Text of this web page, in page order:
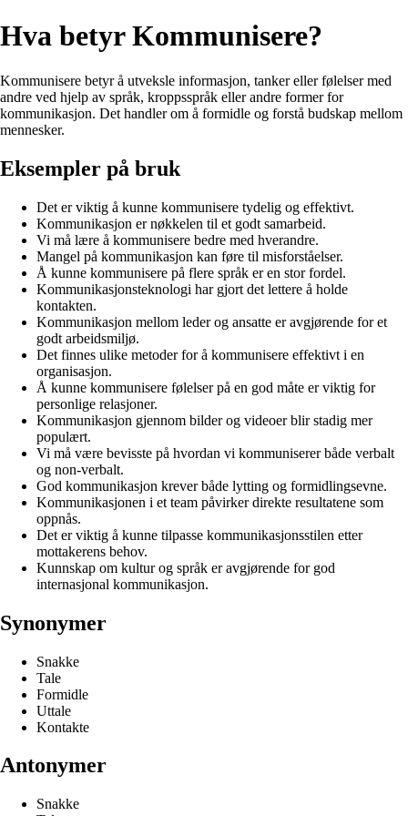
Hva betyr Kommunisere?
Kommunisere betyr å utveksle informasjon, tanker eller følelser med
andre ved hjelp av språk, kroppsspråk eller andre former for
kommunikasjon. Det handler om å formidle og forstå budskap mellom
mennesker.
Eksempler på bruk
Det er viktig å kunne kommunisere tydelig og effektivt.
Kommunikasjon er nøkkelen til et godt samarbeid.
Vi må lære å kommunisere bedre med hverandre.
Mangel på kommunikasjon kan føre til misforståelser.
Å kunne kommunisere på flere språk er en stor fordel.
Kommunikasjonsteknologi har gjort det lettere å holde
kontakten.
Kommunikasjon mellom leder og ansatte er avgjørende for et
godt arbeidsmiljø.
Det finnes ulike metoder for å kommunisere effektivt i en
organisasjon.
Å kunne kommunisere følelser på en god måte er viktig for
personlige relasjoner.
Kommunikasjon gjennom bilder og videoer blir stadig mer
populært.
Vi må være bevisste på hvordan vi kommuniserer både verbalt
og non-verbalt.
God kommunikasjon krever både lytting og formidlingsevne.
Kommunikasjonen i et team påvirker direkte resultatene som
oppnås.
Det er viktig å kunne tilpasse kommunikasjonsstilen etter
mottakerens behov.
Kunnskap om kultur og språk er avgjørende for god
internasjonal kommunikasjon.
Synonymer
Snakke
Tale
Formidle
Uttale
Kontakte
Antonymer
Snakke